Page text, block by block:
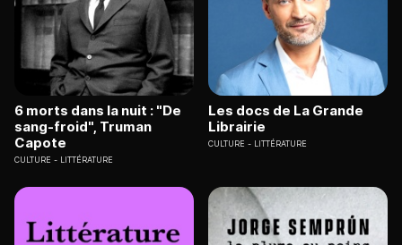
6 morts dans la nuit : "De
sang-froid", Truman
Capote
CULTURE LITTÉRATURE
Les docs de La Grande
Librairie
CULTURE LITTÉRATURE